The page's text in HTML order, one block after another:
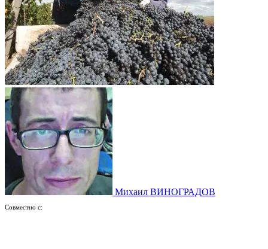
Михаил ВИНОГРАДОВ
Совместно с: